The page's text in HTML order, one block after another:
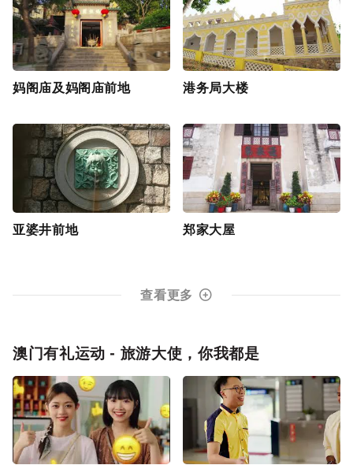
妈阁庙及妈阁庙前地 港务局大楼
亚婆井前地 郑家大屋
查看更多
澳门有礼运动 - 旅游大使，你我都是